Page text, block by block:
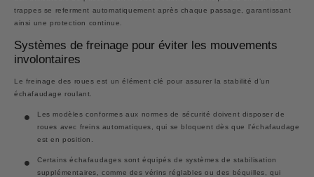
trappes se referment automatiquement après chaque passage, garantissant
ainsi une protection continue.
Systèmes de freinage pour éviter les mouvements
involontaires
Le freinage des roues est un élément clé pour assurer la stabilité d’un
échafaudage roulant.
Les modèles conformes aux normes de sécurité doivent disposer de
roues avec freins automatiques, qui se bloquent dès que l’échafaudage
est en position.
Certains échafaudages sont équipés de systèmes de stabilisation
supplémentaires, comme des vérins réglables ou des béquilles, qui